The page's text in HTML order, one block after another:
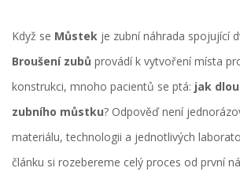
Když se Můstek je zubní náhrada spojující
Broušení zubů provádí k vytvoření místa
konstrukci, mnoho pacientů se ptá: jak
zubního můstku? Odpověď není
materiálu, technologii a jednotlivých
článku si rozebere­me celý proces od první